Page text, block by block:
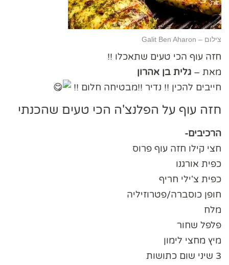
צילום – Galit Ben Aharon
חזה עוף הכי טעים שתאכלו !!
מאת – גלית בן אהרון
חייבים להכין !! נדיר !!מבטיחה חלום !!
חזה עוף על הפלנצ'ה הכי טעים שהכנתי
הרכיבים-
חצי קילו חזה עוף פרוס
כפית אורגנו
כפית צ'ילי חריף
חופן כוסברה/פטרוזיליה
מלח
פלפל שחור
מיץ מחצי לימון
3 שיני שום כתושות